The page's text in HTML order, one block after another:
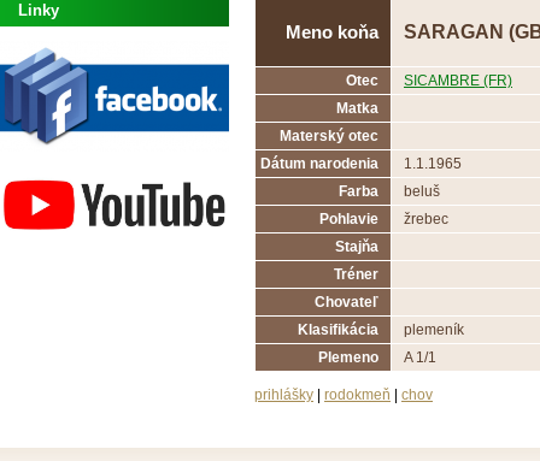
Meno koňa SARAGAN
Otec
SICAMBRE (FR)
Matka
Materský otec
Dátum narodenia
1.1.1965
Farba
beluš
Pohlavie
žrebec
Stajňa
Tréner
Chovateľ
Klasifikácia
plemeník
Plemeno
A 1/1
prihlášky rodokmeň chov
Linky